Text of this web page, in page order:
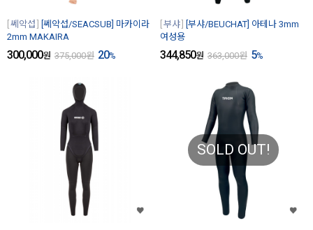
쎄악섭
[쎄악섭/SEACSUB] 마카이라
2mm MAKAIRA
300,000원 375,000원 20%
부샤
[부샤/BEUCHAT] 아테나 3mm
여성용
344,850원 363,000원 5%
SOLD OUT!